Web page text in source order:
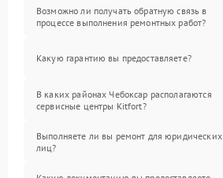
Возможно ли получать обратную связь в
процессе выполнения ремонтных работ?
Какую гарантию вы предоставляете?
В каких районах Чебоксар располагаются
сервисные центры Kitfort?
Выполняете ли вы ремонт для юридических
лиц?